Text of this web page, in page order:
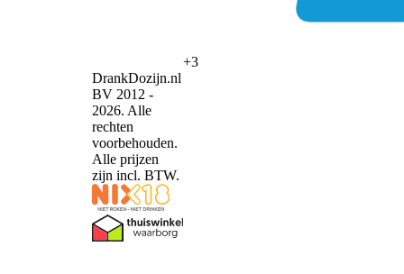
+3
DrankDozijn.nl
BV 2012 -
2026. Alle
rechten
voorbehouden.
Alle prijzen
zijn incl. BTW.